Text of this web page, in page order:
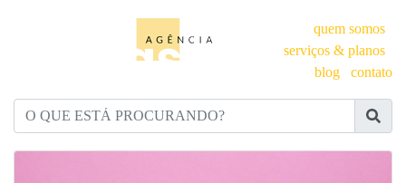
quem somos
serviços & planos
blog
contato
O QUE ESTÁ PROCURANDO?